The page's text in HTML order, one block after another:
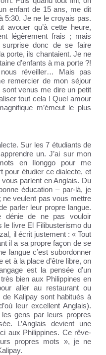
enfant de 15 ans, me dit
5:30. Je ne le croyais pas.
avouer qu’à cette heure,
légèrement frais ; mais
surprise donc de se faire
porte, ils chantaient. Je ne
d’enfants à ma porte ?!
réveiller… Mais pas
remercier de mon séjour
venus me dire un petit
tout cela ! Quel amour
m’émeut le plus
Sur les 7 étudiants de
un. J’ai sur mon
en Ilonggo pour me
pour étudier ce dialecte, et
parlent en Anglais. Du
éducation – par-là, je
ne veulent pas vous mettre
parler leur propre langue.
dénie de ne pas vouloir
le livre El Filibusterismo du
il écrit justement : « Tout
il a sa propre façon de se
langue c’est subordonner
et à la place d’être libre, on
est la pensée d’un
bien aux Philippines en
aller au restaurant ou
de Kalipay sont habitués à
leur excellent Anglais).
gens par leurs propres
L’Anglais devient une
aux Philippines. Ce rêve-
propres mots », je ne